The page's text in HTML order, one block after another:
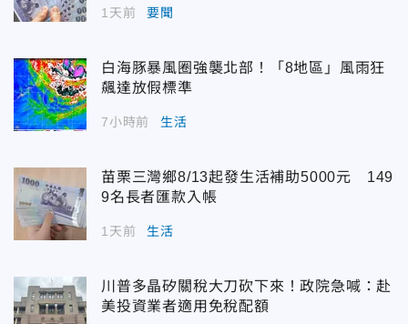
1天前 要聞
白海豚暴風圈強襲北部！「8地區」風雨狂
飆達放假標準
7小時前 生活
苗栗三灣鄉8/13起發生活補助5000元 149
9名長者匯款入帳
1天前 生活
川普多晶矽關稅大刀砍下來！政院急喊：赴
美投資業者適用免稅配額